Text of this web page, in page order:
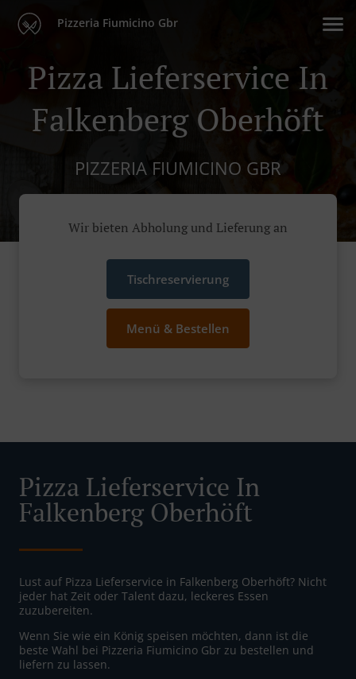
Pizzeria Fiumicino Gbr
Pizza Lieferservice In
Falkenberg Oberhöft
PIZZERIA FIUMICINO GBR
Wir bieten Abholung und Lieferung an
Tischreservierung
Menü & Bestellen
Pizza Lieferservice In
Falkenberg Oberhöft
Lust auf Pizza Lieferservice in Falkenberg Oberhöft? Nicht
jeder hat Zeit oder Talent dazu, leckeres Essen
zuzubereiten.
Wenn Sie wie ein König speisen möchten, dann ist die
beste Wahl bei Pizzeria Fiumicino Gbr zu bestellen und
liefern zu lassen.